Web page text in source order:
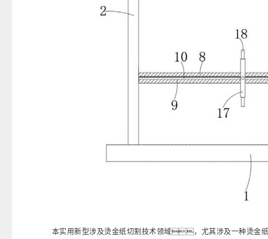
本实用新型涉及烫金纸切割技术领域，尤其涉及一种烫